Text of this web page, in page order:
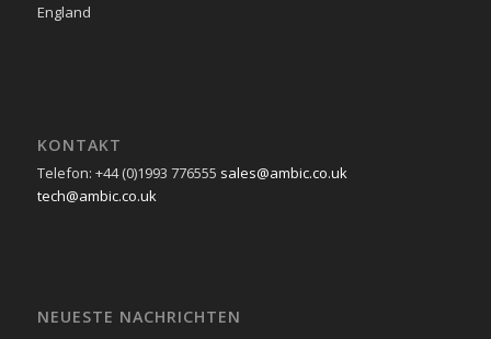
England
KONTAKT
Telefon: +44 (0)1993 776555 sales@ambic.co.uk
tech@ambic.co.uk
NEUESTE NACHRICHTEN